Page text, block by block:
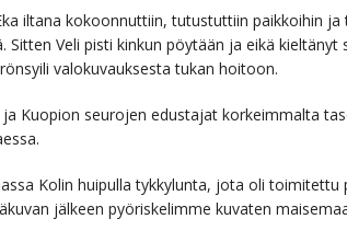
iltana kokoonnuttiin, tutustuttiin paikkoihin ja
Sitten Veli pisti kinkun pöytään ja eikä
valokuvauksesta tukan hoitoon.
ja Kuopion seurojen edustajat korkeimmalta
Kolin huipulla tykkylunta, jota oli
jälkeen pyöriskelimme kuvaten